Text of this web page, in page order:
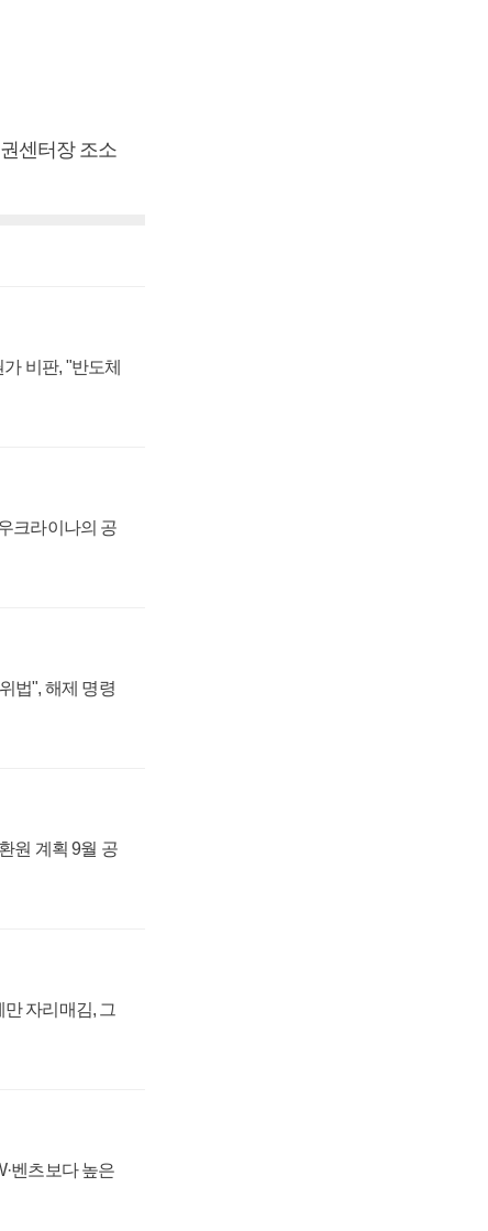
센터장 조소
비판, "반도체
크라이나의 공
법", 해제 명령
원 계획 9월 공
자리매김, 그
벤츠보다 높은